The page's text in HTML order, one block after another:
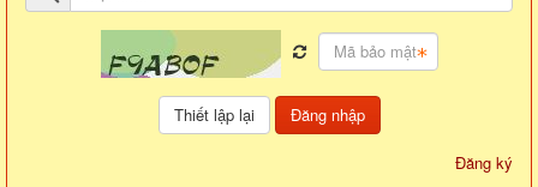
Đăng nhập
Đăng ký